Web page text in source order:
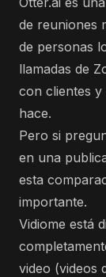
de reuniones
de personas
llamadas de
con clientes y
hace.
Pero si
en una
esta
importante.
Vidiome está
video (videos